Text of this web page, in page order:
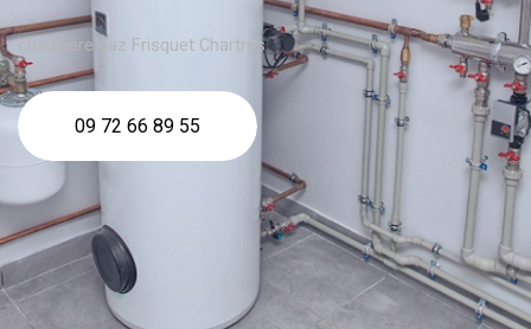
chaudière gaz Frisquet Chartres
09 72 66 89 55